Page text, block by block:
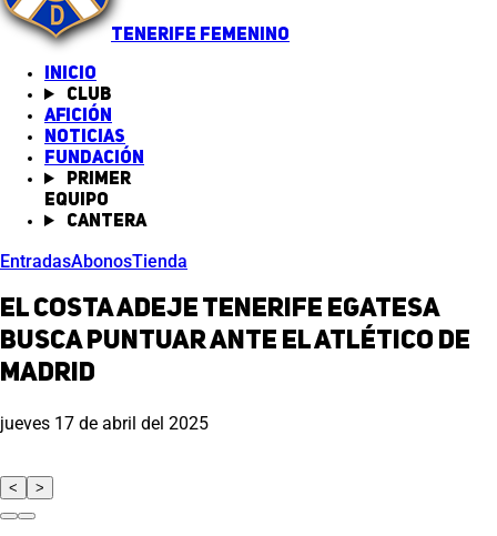
TENERIFE FEMENINO
INICIO
Club
Afición
Noticias
Fundación
Primer
equipo
Cantera
EntradasAbonosTienda
El Costa Adeje Tenerife Egatesa
busca puntuar ante el Atlético de
Madrid
jueves 17 de abril del 2025
< >